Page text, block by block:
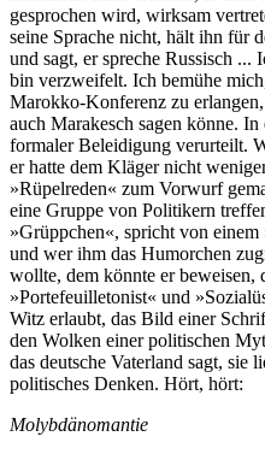
gesprochen wird, wirksam
seine Sprache nicht, hält ihn für
und sagt, er spreche Russisch ...
bin verzweifelt. Ich bemühe
Marokko-Konferenz zu
auch Marakesch sagen könne.
formaler Beleidigung verurteilt.
er hatte dem Kläger nicht
»Rüpelreden« zum Vorwurf
eine Gruppe von Politikern
»Grüppchen«, spricht von
und wer ihm das Humorchen
wollte, dem könnte er beweisen,
»Portefeuilletonist« und
Witz erlaubt, das Bild einer
den Wolken einer politischen
das deutsche Vaterland sagt, sie
politisches Denken. Hört, hört:
Molybdänomantie